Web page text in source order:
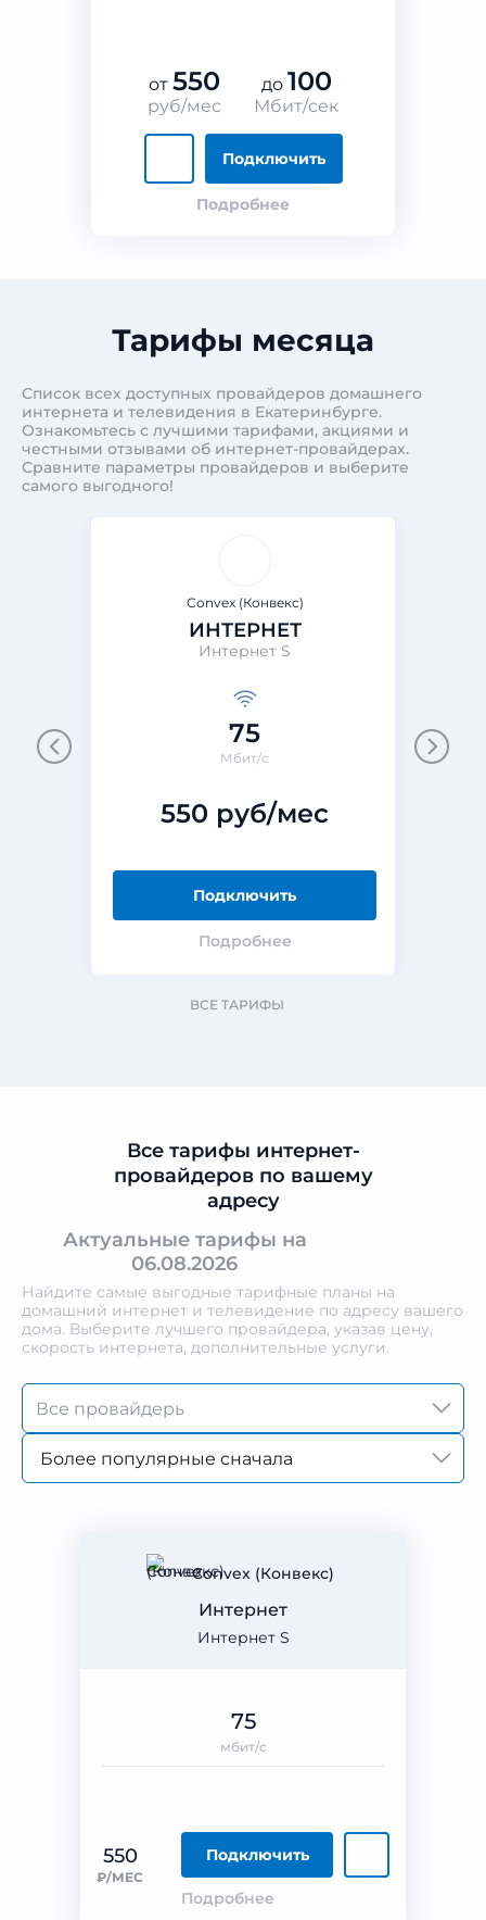
от 550
руб/мес
до 100
Мбит/сек
Подключить
Подробнее
Тарифы месяца
Список всех доступных провайдеров домашнего
интернета и телевидения в Екатеринбурге.
Ознакомьтесь с лучшими тарифами, акциями и
честными отзывами об интернет-провайдерах.
Сравните параметры провайдеров и выберите
самого выгодного!
Convex (Конвекс)
ИНТЕРНЕТ
Интернет S
75
Мбит/с
550 руб/мес
Подключить
Подробнее
ВСЕ ТАРИФЫ
Все тарифы интернет-
провайдеров по вашему
адресу
Актуальные тарифы на
06.08.2026
Найдите самые выгодные тарифные планы на
домашний интернет и телевидение по адресу вашего
дома. Выберите лучшего провайдера, указав цену,
скорость интернета, дополнительные услуги.
Более популярные сначала
Convex (Конвекс)
Интернет S
Интернет
550
₽/МЕС
Подключить
Подробнее
75
мбит/с